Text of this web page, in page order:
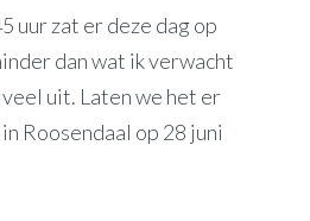
uur zat er deze dag op
dan wat ik verwacht
uit. Laten we het er
Roosendaal op 28 juni